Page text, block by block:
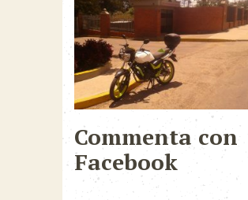
Commenta con
Facebook